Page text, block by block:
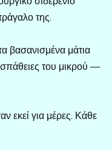
της.
βασανισμένα μάτια
του μικρού —
εκεί για μέρες. Κάθε